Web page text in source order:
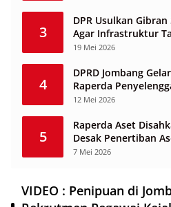
3
DPR Usulkan
Agar Infrastruktur
19 Mei 2026
4
DPRD Jombang
Raperda
12 Mei 2026
5
Raperda Aset
Desak Penertiban
7 Mei 2026
VIDEO : Penipuan di